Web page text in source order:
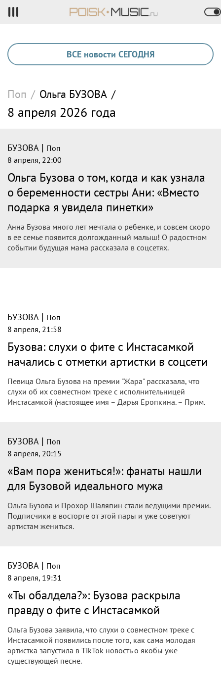
ВСЕ новости СЕГОДНЯ
Поп / Ольга БУЗОВА /
8 апреля 2026 года
БУЗОВА | Поп
8 апреля, 22:00
Ольга Бузова о том, когда и как узнала
о беременности сестры Ани: «Вместо
подарка я увидела пинетки»
Анна Бузова много лет мечтала о ребенке, и совсем скоро
в ее семье появится долгожданный малыш! О радостном
событии будущая мама рассказала в соцсетях.
БУЗОВА | Поп
8 апреля, 21:58
Бузова: слухи о фите с Инстасамкой
начались с отметки артистки в соцсети
Певица Ольга Бузова на премии "Жара" рассказала, что
слухи об их совместном треке с исполнительницей
Инстасамкой (настоящее имя – Дарья Еропкина. – Прим.
БУЗОВА | Поп
8 апреля, 20:15
«Вам пора жениться!»: фанаты нашли
для Бузовой идеального мужа
Ольга Бузова и Прохор Шаляпин стали ведущими премии.
Подписчики в восторге от этой пары и уже советуют
артистам жениться.
БУЗОВА | Поп
8 апреля, 19:31
«Ты обалдела?»: Бузова раскрыла
правду о фите с Инстасамкой
Ольга Бузова заявила, что слухи о совместном треке с
Инстасамкой появились после того, как сама молодая
артистка запустила в TikTok новость о якобы уже
существующей песне.